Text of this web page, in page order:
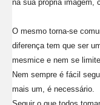
na sua própria imagem,
O mesmo torna-se
diferença tem que ser
mesmice e nem se
Nem sempre é fácil
mais um, é necessário.